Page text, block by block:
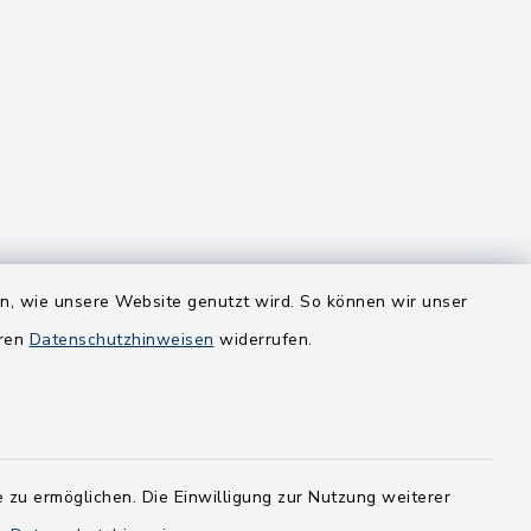
wie unsere Website genutzt wird. So können wir unser
Datenschutzhinweisen widerrufen.
ermöglichen. Die Einwilligung zur Nutzung weiterer